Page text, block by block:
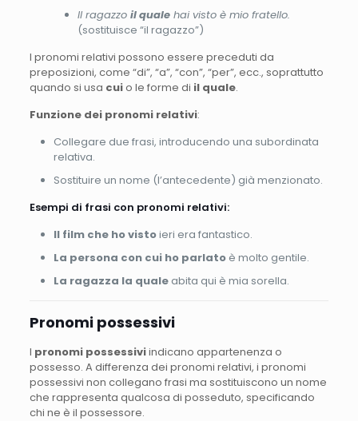
Il ragazzo il qualehai visto è mio fratello.
(sostituisce “il ragazzo”)
I pronomi relativi possono essere preceduti da
preposizioni, come “di”, “a”, “con”, “per”, ecc., soprattutto
quando si usa cuio le forme di il quale.
Funzione dei pronomi relativi:
Collegare due frasi, introducendo una subordinata
relativa.
Sostituire un nome (l’antecedente) già menzionato.
Esempi di frasi con pronomi relativi:
Il film che ho vistoieri era fantastico.
La persona con cui ho parlatoè molto gentile.
La ragazza la qualeabita qui è mia sorella.
Pronomi possessivi
I pronomi possessiviindicano appartenenza o
possesso. A differenza dei pronomi relativi, i pronomi
possessivi non collegano frasi ma sostituiscono un nome
che rappresenta qualcosa di posseduto, specificando
chi ne è il possessore.